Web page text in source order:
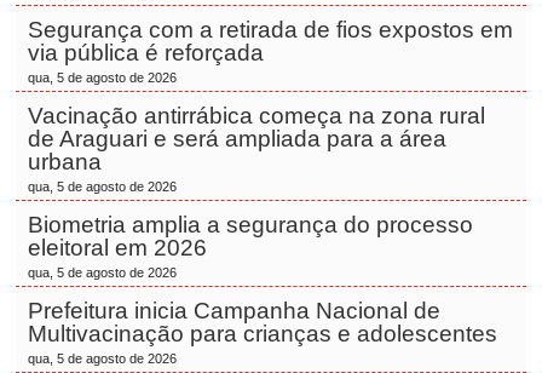
Segurança com a retirada de fios expostos em
via pública é reforçada
qua, 5 de agosto de 2026
Vacinação antirrábica começa na zona rural
de Araguari e será ampliada para a área
urbana
qua, 5 de agosto de 2026
Biometria amplia a segurança do processo
eleitoral em 2026
qua, 5 de agosto de 2026
Prefeitura inicia Campanha Nacional de
Multivacinação para crianças e adolescentes
qua, 5 de agosto de 2026